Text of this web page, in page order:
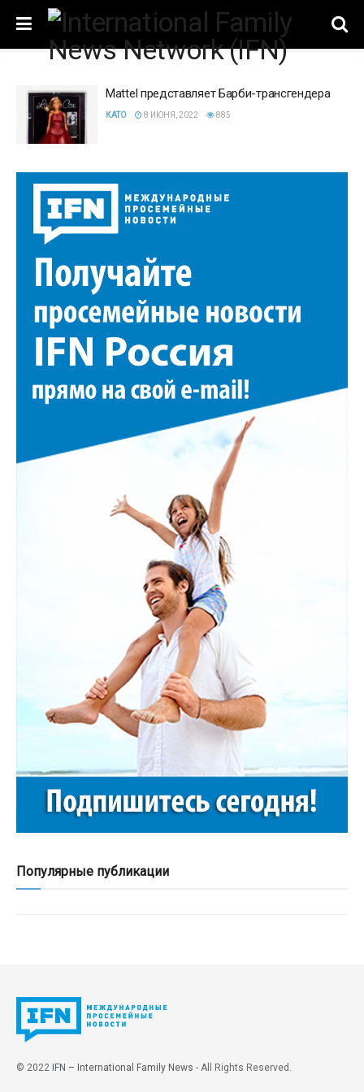
Mattel представляет Барби-трансгендера
КАТО 8 ИЮНЯ, 2022 885
Популярные публикации
© 2022 IFN – International Family News - All Rights Reserved.